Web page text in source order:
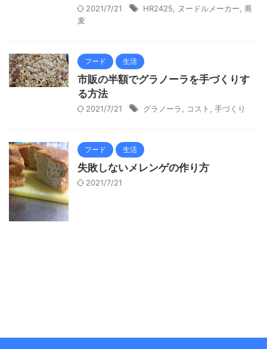
2021/7/21 HR2425 ヌードルメーカー 蕎
麦
フード 生活
市販の半額でグラノーラを手づくりす
る方法
2021/7/21 グラノーラ コスト 手づくり
フード 生活
失敗しないメレンゲの作り方
2021/7/21